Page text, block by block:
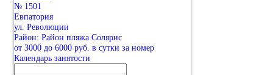
№ 1501
Евпатория
ул. Революции
Район: Район пляжа Солярис
от 3000 до 6000 руб. в сутки за номер
Календарь занятости